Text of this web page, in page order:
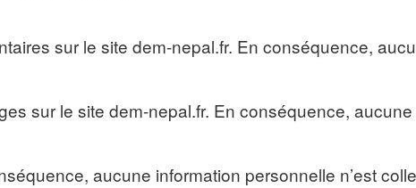
sur le site dem-nepal.fr. En conséquence,
sur le site dem-nepal.fr. En conséquence, aucune
aucune information personnelle n’est